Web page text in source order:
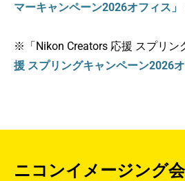
マーキャンペーン2026オフィス」
※「Nikon Creators 応援 スプリン
援 スプリングキャンペーン2026オ
ニコンイメージング